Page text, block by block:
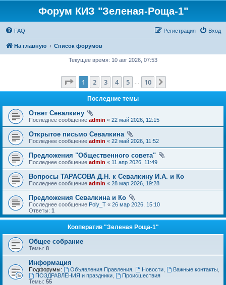
Форум КИЗ "Зеленая-Роща-1"
FAQ Вход
Регистрация
На главную Список форумов
Текущее время: 10 авг 2026, 07:53
Страница из 10
1 2 3 4 5 10
Последние темы
Ответ Севалкину
Последнее сообщение admin « 22 май 2026, 12:15
Открытое письмо Севалкина
Последнее сообщение admin « 22 май 2026, 11:52
Предложения "Общественного совета"
Последнее сообщение admin « 11 апр 2026, 11:49
Вопросы ТАРАСОВА Д.Н. к Севалкину И.А. и Ко
Последнее сообщение admin « 28 мар 2026, 19:28
Предложения Севалкина и Ко
Последнее сообщение Poly_T « 26 мар 2026, 15:10
Ответы: 1
Кооператив "Зеленая Роща-1"
Общее собрание
Темы: 8
Информация
Подфорумы: Объявления Правления, Новости, Важные контакты,
ПОЗДРАВЛЕНИЯ и праздники,
Происшествия
Темы: 55